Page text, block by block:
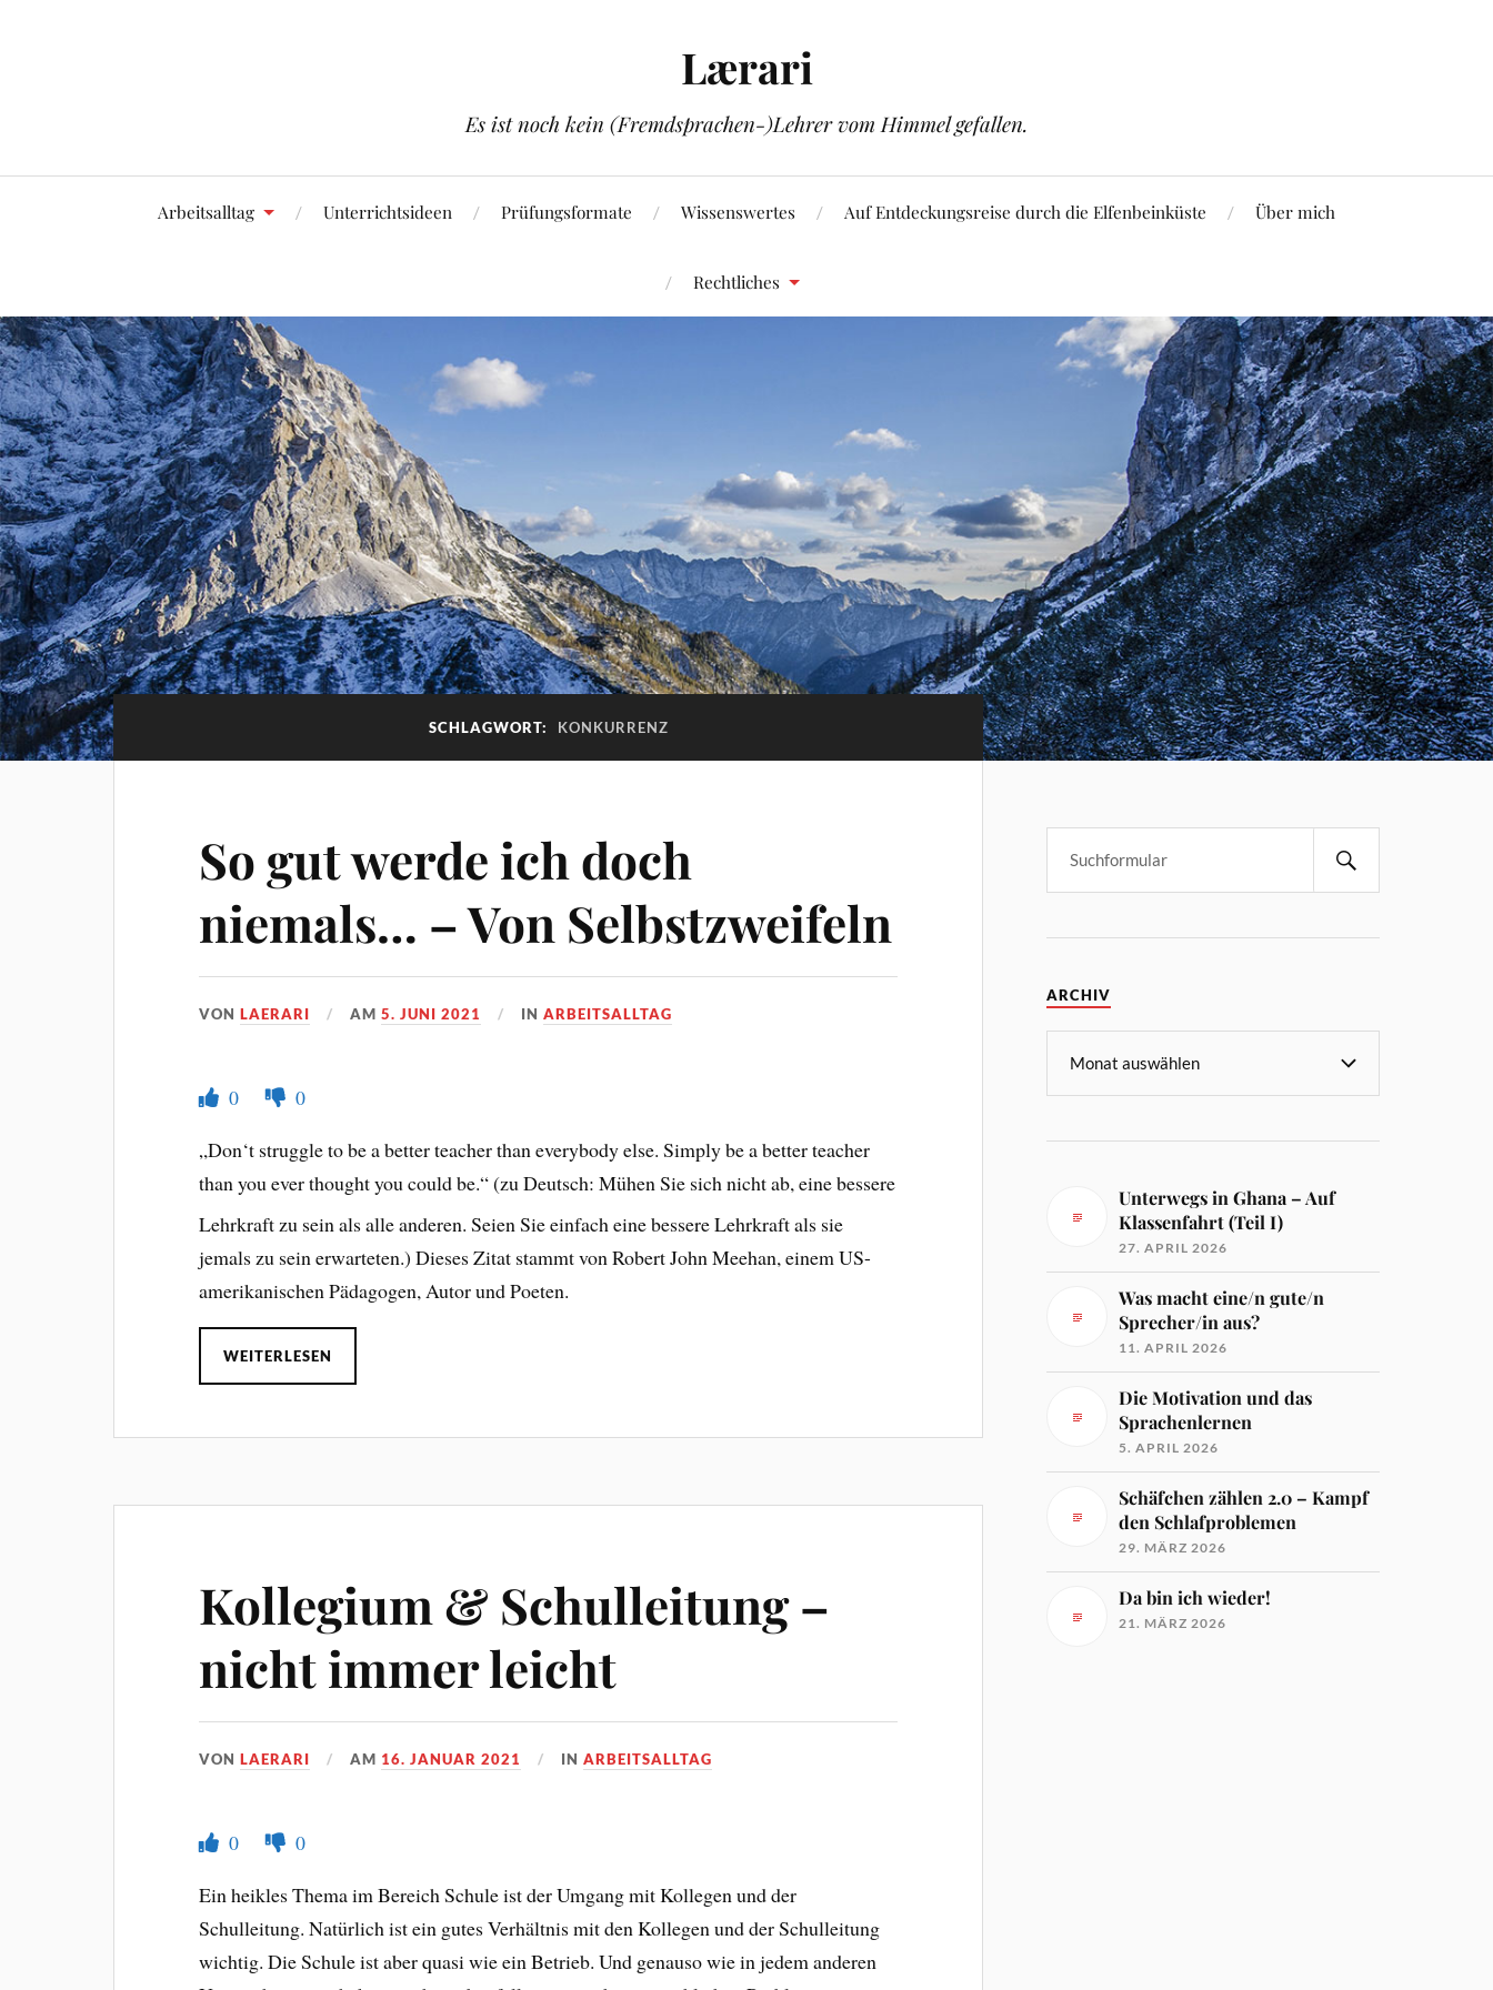
Lærari
Es ist noch kein (Fremdsprachen-)Lehrer vom Himmel gefallen.
Arbeitsalltag Unterrichtsideen Prüfungsformate Wissenswertes Auf Entdeckungsreise durch die Elfenbeinküste Über mich
Rechtliches
SCHLAGWORT: KONKURRENZ
So gut werde ich doch
niemals… – Von Selbstzweifeln
VONLAERARI AM5. JUNI 2021 INARBEITSALLTAG
0
0
„Don‘t struggle to be a better teacher than everybody else. Simply be a better teacher
than you ever thought you could be.“ (zu Deutsch: Mühen Sie sich nicht ab, eine bessere
Lehrkraft zu sein als alle anderen. Seien Sie einfacheine bessere Lehrkraft als sie
jemals zu sein erwarteten.) Dieses Zitat stammt von Robert John Meehan, einem US-
amerikanischen Pädagogen, Autor und Poeten.
WEITERLESEN
Kollegium & Schulleitung –
nicht immer leicht
VONLAERARI AM 16. JANUAR 2021 INARBEITSALLTAG
0
0
Ein heikles Thema im Bereich Schule ist der Umgang mit Kollegen und der
Schulleitung. Natürlich ist ein gutes Verhältnis mit den Kollegen und der Schulleitung
wichtig. Die Schule ist aber quasi wie ein Betrieb. Und genauso wie in jedem anderen
ARCHIV
Unterwegs in Ghana – Auf
Klassenfahrt (Teil I)
27. APRIL 2026
Was macht eine/n gute/n
Sprecher/in aus?
11. APRIL 2026
Die Motivation und das
Sprachenlernen
5. APRIL 2026
Schäfchen zählen 2.0 – Kampf
den Schlafproblemen
29. MÄRZ 2026
Da bin ich wieder!
21. MÄRZ 2026